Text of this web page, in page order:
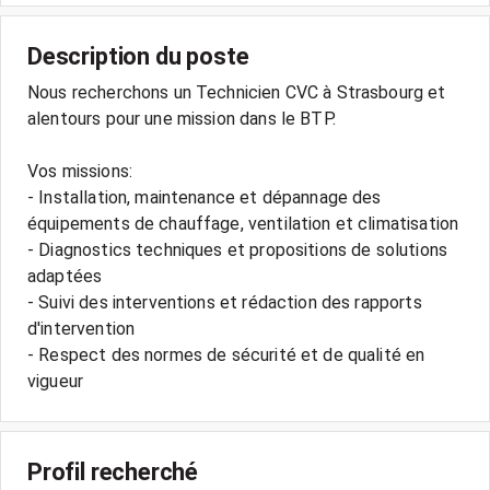
Description du poste
Nous recherchons un Technicien CVC à Strasbourg et
alentours pour une mission dans le BTP.
Vos missions:
- Installation, maintenance et dépannage des
équipements de chauffage, ventilation et climatisation
- Diagnostics techniques et propositions de solutions
adaptées
- Suivi des interventions et rédaction des rapports
d'intervention
- Respect des normes de sécurité et de qualité en
vigueur
Profil recherché